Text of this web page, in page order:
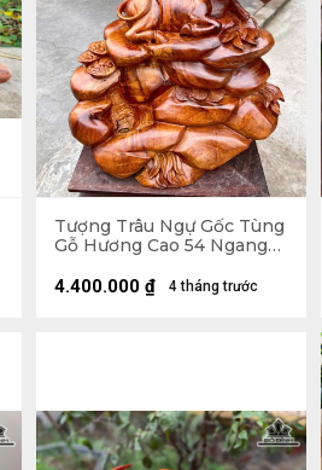
Tượng Trâu Ngự Gốc Tùng
Gỗ Hương Cao 54 Ngang
4 tháng trước
4.400.000 ₫